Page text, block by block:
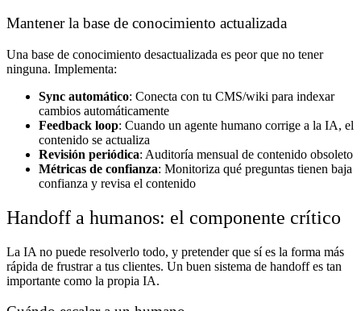
Mantener la base de conocimiento actualizada
Una base de conocimiento desactualizada es peor que no tener
ninguna. Implementa:
Sync automático: Conecta con tu CMS/wiki para indexar
cambios automáticamente
Feedback loop: Cuando un agente humano corrige a la IA, el
contenido se actualiza
Revisión periódica: Auditoría mensual de contenido obsoleto
Métricas de confianza: Monitoriza qué preguntas tienen baja
confianza y revisa el contenido
Handoff a humanos: el componente crítico
La IA no puede resolverlo todo, y pretender que sí es la forma más
rápida de frustrar a tus clientes. Un buen sistema de handoff es tan
importante como la propia IA.